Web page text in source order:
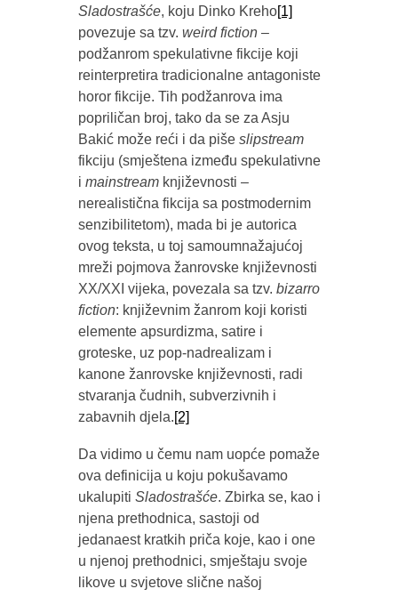
Sladostrašće, koju Dinko Kreho[1]
povezuje sa tzv. weird fiction–
podžanrom spekulativne fikcije koji
reinterpretira tradicionalne antagoniste
horor fikcije. Tih podžanrova ima
popriličan broj, tako da se za Asju
Bakić može reći i da piše slipstream
fikciju (smještena između spekulativne
i mainstreamknjiževnosti –
nerealistična fikcija sa postmodernim
senzibilitetom), mada bi je autorica
ovog teksta, u toj samoumnažajućoj
mreži pojmova žanrovske književnosti
XX/XXI vijeka, povezala sa tzv. bizarro
fiction: književnim žanrom koji koristi
elemente apsurdizma, satire i
groteske, uz pop-nadrealizam i
kanone žanrovske književnosti, radi
stvaranja čudnih, subverzivnih i
zabavnih djela. [2]
Da vidimo u čemu nam uopće pomaže
ova definicija u koju pokušavamo
ukalupiti Sladostrašće. Zbirka se, kao i
njena prethodnica, sastoji od
jedanaest kratkih priča koje, kao i one
u njenoj prethodnici, smještaju svoje
likove u svjetove slične našoj